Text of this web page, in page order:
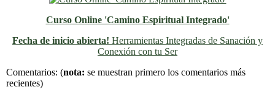
Curso Online 'Camino Espiritual Integrado'
Fecha de inicio abierta! Herramientas Integradas de Sanación y
Conexión con tu Ser
Previo
Siguiente
Comentarios: (nota: se muestran primero los comentarios más
recientes)